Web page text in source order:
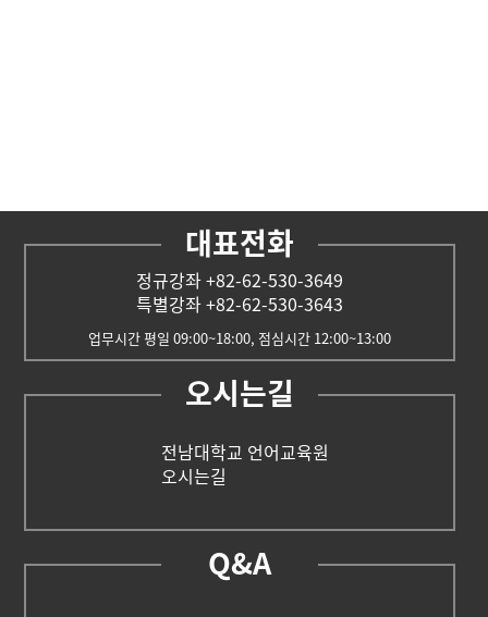
대표전화
정규강좌 +82-62-530-3649
특별강좌 +82-62-530-3643
업무시간 평일 09:00~18:00, 점심시간 12:00~13:00
오시는길
전남대학교 언어교육원
오시는길
Q&A